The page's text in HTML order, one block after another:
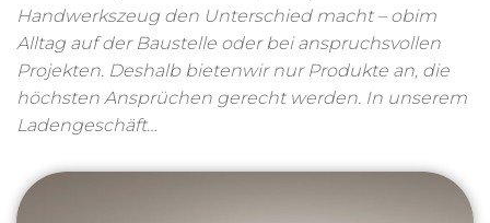
Handwerkszeug den Unterschied macht – obim
Alltag auf der Baustelle oder bei anspruchsvollen
Projekten. Deshalb bietenwir nur Produkte an, die
höchsten Ansprüchen gerecht werden. In unserem
Ladengeschäft…